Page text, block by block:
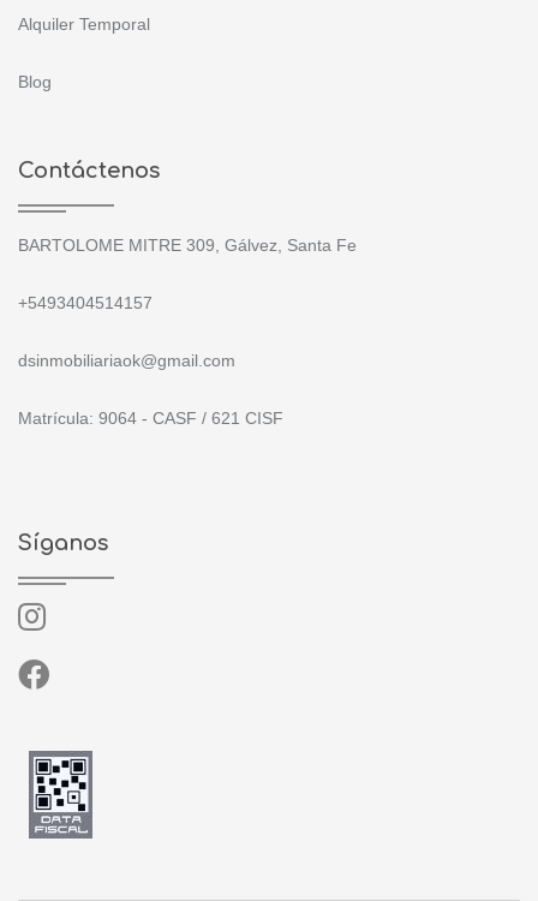
Alquiler Temporal
Blog
Contáctenos
BARTOLOME MITRE 309, Gálvez, Santa Fe
+5493404514157
dsinmobiliariaok@gmail.com
Matrícula: 9064 - CASF / 621 CISF
Síganos